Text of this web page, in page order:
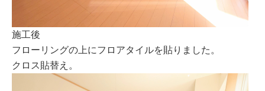
施工後
フローリングの上にフロアタイルを貼りました。
クロス貼替え。